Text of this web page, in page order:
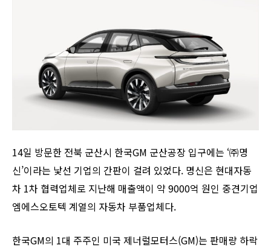
14일 방문한 전북 군산시 한국GM 군산공장 입구에는 ‘㈜명
신’이라는 낯선 기업의 간판이 걸려 있었다. 명신은 현대자동
차 1차 협력업체로 지난해 매출액이 약 9000억 원인 중견기업
엠에스오토텍 계열의 자동차 부품업체다.
한국GM의 1대 주주인 미국 제너럴모터스(GM)는 판매량 하락